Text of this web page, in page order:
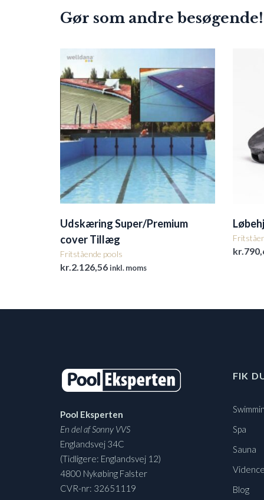
Gør som andre
Udskæring Super/Premium
cover Tillæg
Fritstående pools
kr.2.126,56inkl. moms
kr.
Pool Eksperten
En del af Sonny VVS
Englandsvej 34C
(Tidligere: Englandsvej 12)
4800 Nykøbing Falster
CVR-nr: 32651119
FIK
Spa
Sauna
Blog